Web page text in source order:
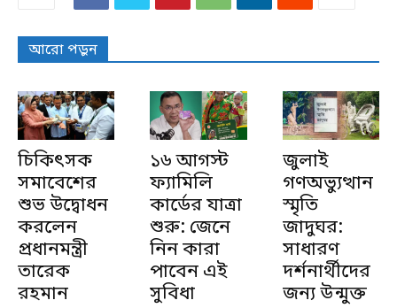
আরো পড়ুন
চিকিৎসক
সমাবেশের
শুভ উদ্বোধন
করলেন
প্রধানমন্ত্রী
তারেক
রহমান
১৬ আগস্ট
ফ্যামিলি
কার্ডের যাত্রা
শুরু: জেনে
নিন কারা
পাবেন এই
সুবিধা
জুলাই
গণঅভ্যুত্থান
স্মৃতি
জাদুঘর:
সাধারণ
দর্শনার্থীদের
জন্য উন্মুক্ত